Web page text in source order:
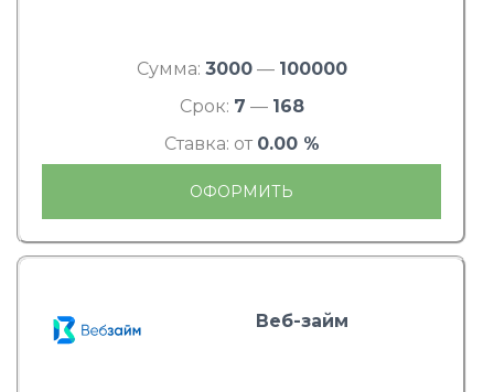
Сумма: 3000— 100000
Срок: 7 — 168
Ставка: от 0.00 %
ОФОРМИТЬ
Веб-займ